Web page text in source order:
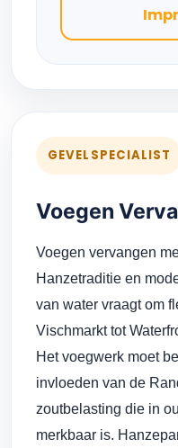
GEVELSPECIALIST
Voegen
Voegen vervangen
Hanzetraditie en
van water vraagt om
Vischmarkt tot
Het voegwerk moet
invloeden van de
zoutbelasting die in
merkbaar is.